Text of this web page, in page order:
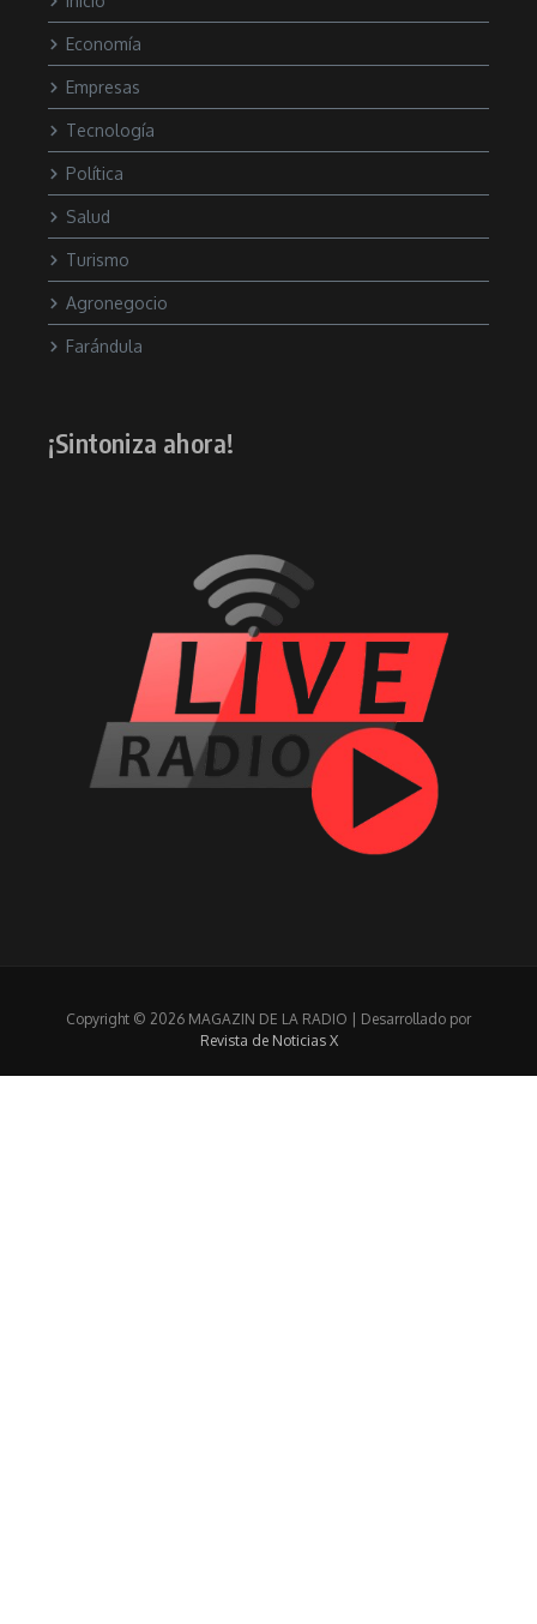
Economía
Empresas
Tecnología
Política
Salud
Turismo
Agronegocio
Farándula
¡Sintoniza ahora!
Copyright © 2026 MAGAZIN DE LA RADIO | Desarrollado por
Revista de Noticias X